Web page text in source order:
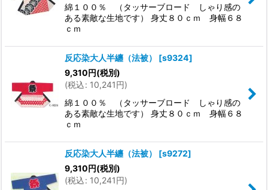
綿１００％ （タッサーブロード しゃり感の
ある素敵な生地です） 身丈８０ｃｍ 身幅６８
ｃｍ
反応染大人半纏（法被） [s9324]
9,310円(税別)
(税込: 10,241円)
綿１００％ （タッサーブロード しゃり感の
ある素敵な生地です） 身丈８０ｃｍ 身幅６８
ｃｍ
反応染大人半纏（法被） [s9272]
9,310円(税別)
(税込: 10,241円)